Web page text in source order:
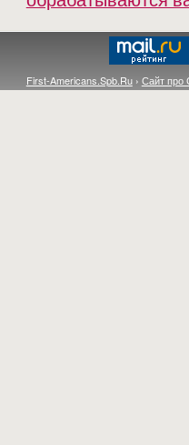
First-Americans.Spb.Ru› Сайт